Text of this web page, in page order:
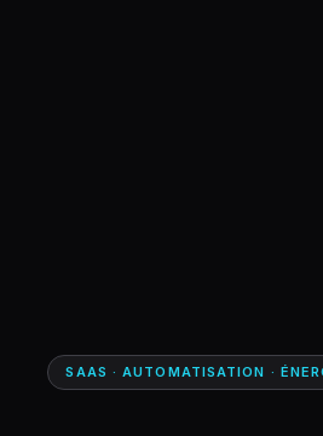
SAAS · AUTOMATISATION ·